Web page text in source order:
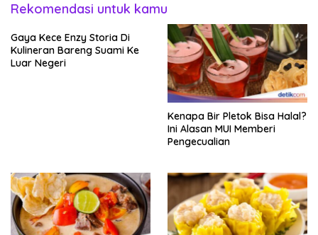
Rekomendasi untuk kamu
Gaya Kece Enzy Storia Di
Kulineran Bareng Suami Ke
Luar Negeri
Kenapa Bir Pletok Bisa Halal?
Ini Alasan MUI Memberi
Pengecualian